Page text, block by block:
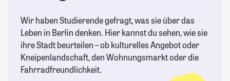
Wir haben Studierende gefragt, was sie über das
Leben in Berlin denken. Hier kannst du sehen, wie sie
ihre Stadt beurteilen – ob kulturelles Angebot oder
Kneipenlandschaft, den Wohnungsmarkt oder die
Fahrradfreundlichkeit.